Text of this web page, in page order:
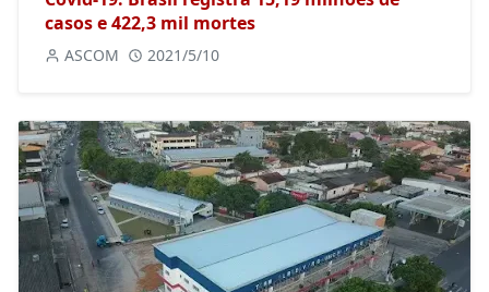
casos e 422,3 mil mortes
ASCOM 2021/5/10